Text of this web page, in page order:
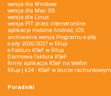
wersja dla Windows
wersja dla Mac OS
wersja dla Linux
wersja PIT przez internet online
aplikacje mobilne Android, iOS
archiwalna wersja Programu e-pity
e-pity 2026/2027 w fillup
e‑Faktury KSeF w fillup
Darmowa faktura KSeF
firmly aplikacja KSeF na telefon
fillup | k24 - KSeF w biurze rachunkowym
Poradniki